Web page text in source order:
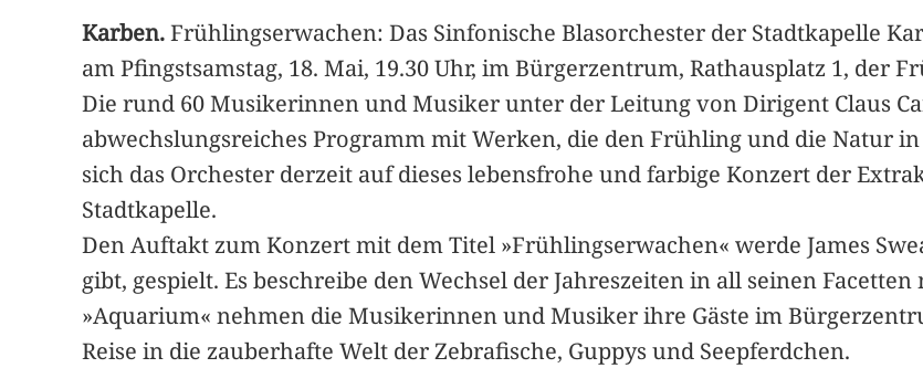
Karben.Frühlingserwachen: Das Sinfonische Blasorchester der Stadtkapelle
am Pfingstsamstag, 18. Mai, 19.30 Uhr, im Bürgerzentrum, Rathausplatz 1, der
Die rund 60 Musikerinnen und Musiker unter der Leitung von Dirigent Claus
abwechslungsreiches Programm mit Werken, die den Frühling und die Natur
sich das Orchester derzeit auf dieses lebensfrohe und farbige Konzert der
Stadtkapelle.
Den Auftakt zum Konzert mit dem Titel »Frühlingserwachen« werde James
gibt, gespielt. Es beschreibe den Wechsel der Jahreszeiten in all seinen
»Aquarium« nehmen die Musikerinnen und Musiker ihre Gäste im
Reise in die zauberhafte Welt der Zebrafische, Guppys und Seepferdchen.